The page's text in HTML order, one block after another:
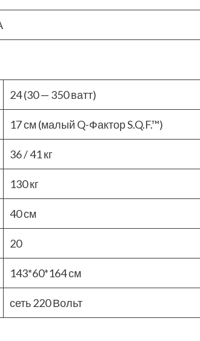
24 (30 — 350 ватт)
17 см (малый Q-Фактор S.Q.F.™)
36 / 41 кг
130 кг
40 см
20
143*60*164 см
сеть 220 Вольт